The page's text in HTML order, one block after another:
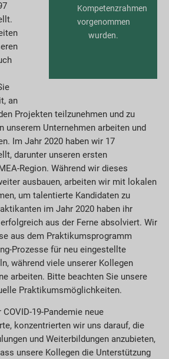
Kompetenzrahmen
vorgenommen
wurden.
an
Projekten teilzunehmen und zu
unserem Unternehmen arbeiten und
Im Jahr 2020 haben wir 17
darunter unseren ersten
Region. Während wir dieses
ausbauen, arbeiten wir mit lokalen
um talentierte Kandidaten zu
im Jahr 2020 haben ihr
aus der Ferne absolviert. Wir
aus dem Praktikumsprogramm
Prozesse für neu eingestellte
während viele unserer Kollegen
arbeiten. Bitte beachten Sie unsere
Praktikumsmöglichkeiten.
19-Pandemie neue
konzentrierten wir uns darauf, die
und Weiterbildungen anzubieten,
unsere Kollegen die Unterstützung